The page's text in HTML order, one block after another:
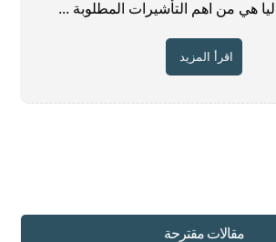
هي من اهم التأشيرات المطلوبة ...
اقرأ المزيد
مقالات مقترحة